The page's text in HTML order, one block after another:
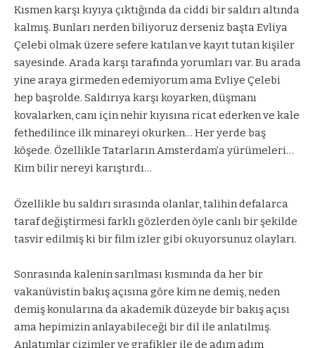
Kısmen karşı kıyıya çıktığında da ciddi bir saldırı altında
kalmış. Bunları nerden biliyoruz derseniz başta Evliya
Çelebi olmak üzere sefere katılan ve kayıt tutan kişiler
sayesinde. Arada karşı tarafında yorumları var. Bu arada
yine araya girmeden edemiyorum ama Evliye Çelebi
hep başrolde. Saldırıya karşı koyarken, düşmanı
kovalarken, canı için nehir kıyısına ricat ederken ve kale
fethedilince ilk minareyi okurken… Her yerde baş
köşede. Özellikle Tatarların Amsterdam’a yürümeleri…
Kim bilir nereyi karıştırdı…
Özellikle bu saldırı sırasında olanlar, talihin defalarca
taraf değiştirmesi farklı gözlerden öyle canlı bir şekilde
tasvir edilmiş ki bir film izler gibi okuyorsunuz olayları.
Sonrasında kalenin sarılması kısmında da her bir
vakanüvistin bakış açısına göre kim ne demiş, neden
demiş konularına da akademik düzeyde bir bakış açısı
ama hepimizin anlayabileceği bir dil ile anlatılmış.
Anlatımlar çizimler ve grafikler ile de adım adım